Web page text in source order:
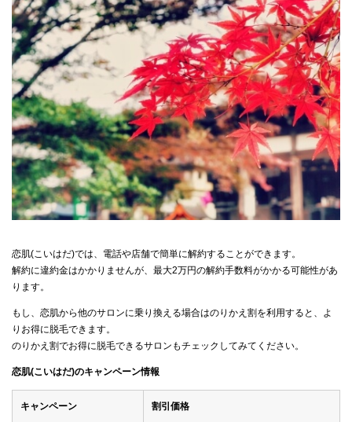
恋肌(こいはだ)では、電話や店舗で簡単に解約することができます。
解約に違約金はかかりませんが、最大2万円の解約手数料がかかる可能性があ
ります。
もし、恋肌から他のサロンに乗り換える場合はのりかえ割を利用すると、よ
りお得に脱毛できます。
のりかえ割でお得に脱毛できるサロンもチェックしてみてください。
恋肌(こいはだ)のキャンペーン情報
キャンペーン 割引価格